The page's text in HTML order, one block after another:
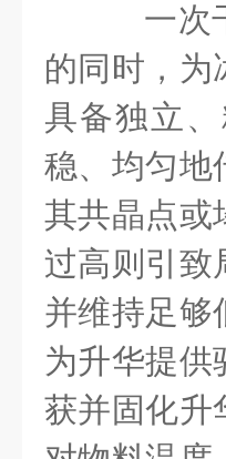
一次
的同时，为
具备独立
稳、均匀地
其共晶点或
过高则引致
并维持足够
为升华提供
获并固化升